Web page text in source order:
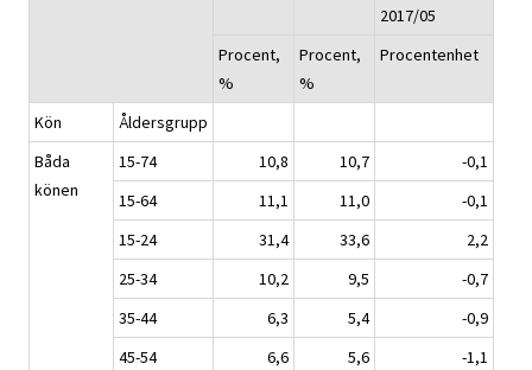
2017/05
Procent,
%
Procent,
%
Procentenhet
Kön
Åldersgrupp
Båda
könen
15-74 10,8 10,7
-0,1
15-64
11,1 11,0
-0,1
15-24
31,4 33,6
2,2
25-34
10,2 9,5
-0,7
35-44
6,3 5,4
-0,9
45-54
6,6 5,6
-1,1